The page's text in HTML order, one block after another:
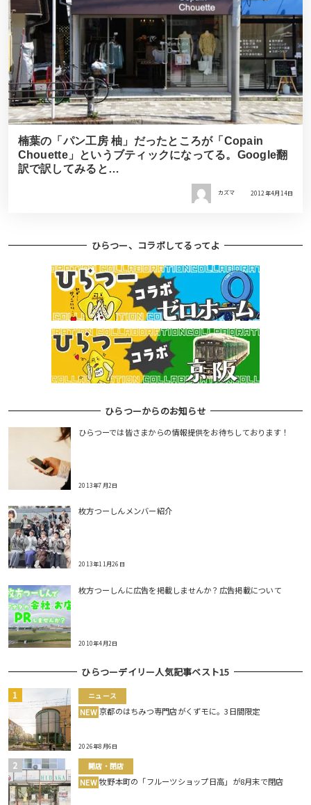
楠葉の「パン工房 柚」だったところが「Copain
Chouette」というブティックになってる。Google翻
訳で訳してみると…
カズマ 2012年4月14日
ひらつー、コラボしてるってよ
ひらつーからのお知らせ
ひらつーでは皆さまからの情報提供をお待ちしております！
2013年7月2日
枚方つーしんメンバー紹介
2013年11月26日
枚方つーしんに広告を掲載しませんか？広告掲載について
2010年4月2日
ひらつーデイリー人気記事ベスト15
ニュース
NEW 京都のはちみつ専門店がくずモに。3日間限定
2026年8月6日
開店・閉店
NEW 牧野本町の「フルーツショップ日高」が8月末で閉店